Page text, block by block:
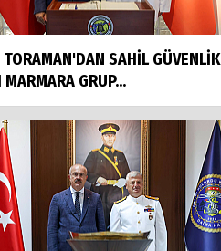
SAHİL GÜVENLİK
GRUP...